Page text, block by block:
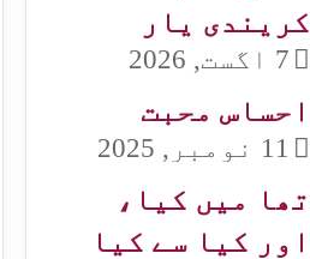
کریندی یار
7 اگست, 2026
احساس محبت
11 نومبر, 2025
تھا میں کیا،
اور کیا سے کیا